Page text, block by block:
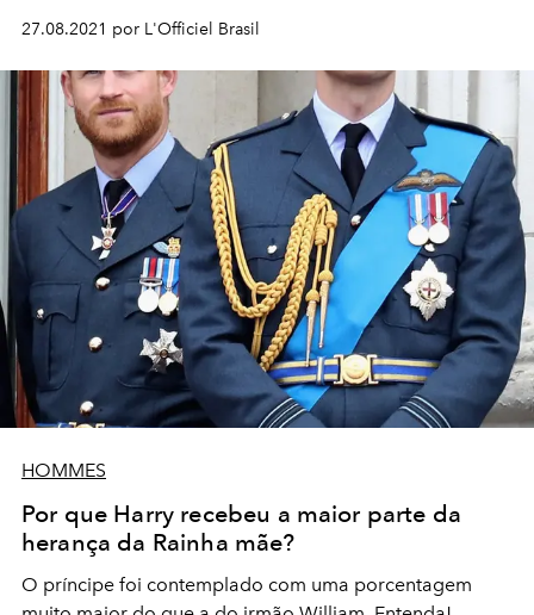
27.08.2021 por L'Officiel Brasil
HOMMES
Por que Harry recebeu a maior parte da
herança da Rainha mãe?
O príncipe foi contemplado com uma porcentagem